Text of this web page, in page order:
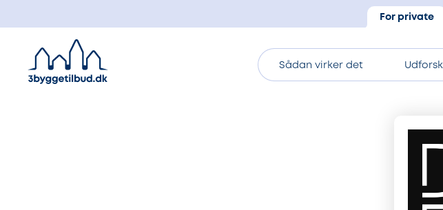
For private
Sådan virker det Udforsk